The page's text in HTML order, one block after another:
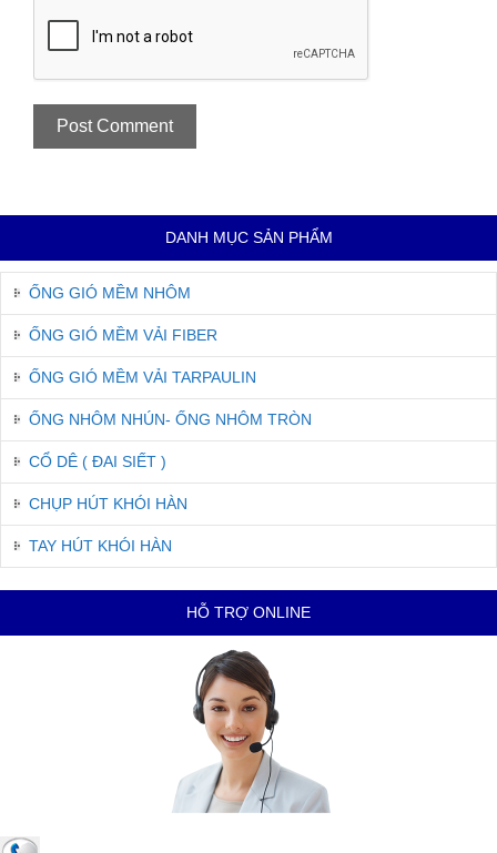
DANH MỤC SẢN PHẨM
ỐNG GIÓ MỀM NHÔM
ỐNG GIÓ MỀM VẢI FIBER
ỐNG GIÓ MỀM VẢI TARPAULIN
ỐNG NHÔM NHÚN- ỐNG NHÔM TRÒN
CỔ DÊ ( ĐAI SIẾT )
CHỤP HÚT KHÓI HÀN
TAY HÚT KHÓI HÀN
HỖ TRỢ ONLINE